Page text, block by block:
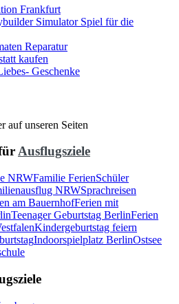
Frankfurt
Simulator Spiel für die
Reparatur
kaufen
Geschenke
auf unseren Seiten
Ausflugsziele
NRWFamilie FerienSchüler
NRWSprachreisen
am BauernhofFerien mit
Teenager Geburtstag BerlinFerien
Kindergeburtstag feiern
Indoorspielplatz BerlinOstsee